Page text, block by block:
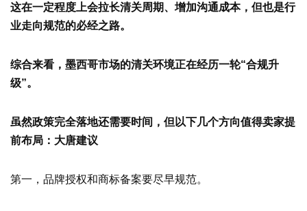
这在一定程度上会拉长清关周期、增加沟通成本，但也是行
业走向规范的必经之路。
综合来看，墨西哥市场的清关环境正在经历一轮“合规升
级”。
虽然政策完全落地还需要时间，但以下几个方向值得卖家提
前布局： 大唐建议
第一，品牌授权和商标备案要尽早规范。